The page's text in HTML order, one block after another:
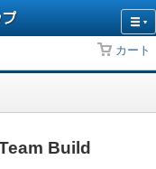
カート
Build